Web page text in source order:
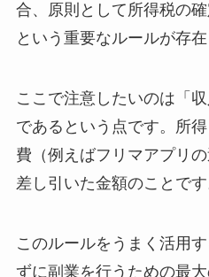
合、原則として所得税の確
という重要なルールが存在
ここで注意したいのは「
であるという点です。所
費（例えばフリマアプリ
差し引いた金額のことです
このルールをうまく活用
ずに副業を行うための最